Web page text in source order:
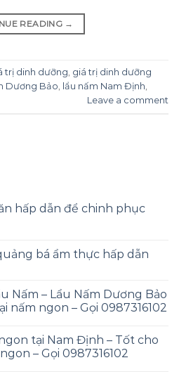
READING →
trị dinh dưỡng giá trị dinh dưỡng
Dương Bảo lẩu nấm Nam Định
Leave a comment
hấp dẫn để chinh phục
bá ẩm thực hấp dẫn
Nấm – Lẩu Nấm Dương Bảo
nấm ngon – Gọi 0987316102
tại Nam Định – Tốt cho
– Gọi 0987316102